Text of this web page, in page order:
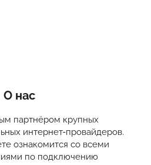
О нас
партнёром крупных
интернет-провайдеров.
ознакомится со всеми
по подключению